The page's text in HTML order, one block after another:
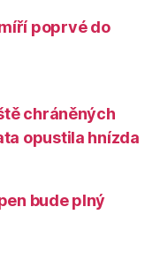
poprvé do
chráněných
opustila hnízda
bude plný